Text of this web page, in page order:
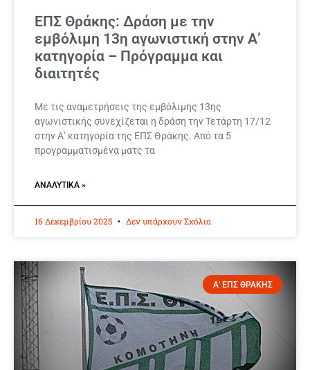
ΕΠΣ Θράκης: Δράση με την
εμβόλιμη 13η αγωνιστική στην Α’
κατηγορία – Πρόγραμμα και
διαιτητές
Με τις αναμετρήσεις της εμβόλιμης 13ης
αγωνιστικής συνεχίζεται η δράση την Τετάρτη 17/12
στην Α’ κατηγορία της ΕΠΣ Θράκης. Από τα 5
προγραμματισμένα ματς τα
ΑΝΑΛΥΤΙΚΆ »
16 Δεκεμβρίου 2025 Δεν υπάρχουν Σχόλια
Α' ΕΠΣ ΘΡΑΚΗΣ